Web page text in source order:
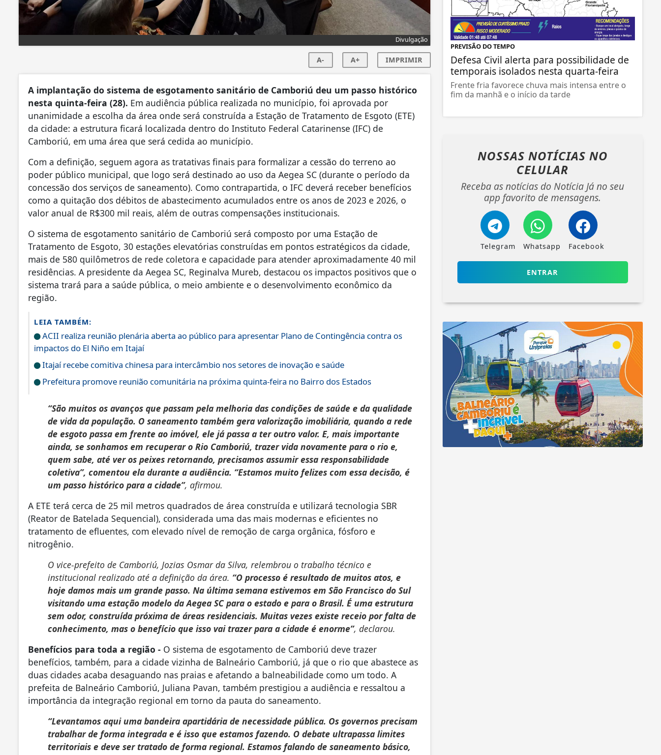
Divulgação
A- A+ IMPRIMIR
A implantação do sistema de esgotamento sanitário de Camboriú deu um passo histórico
nesta quinta-feira (28). Em audiência pública realizada no município, foi aprovada por
unanimidade a escolha da área onde será construída a Estação de Tratamento de Esgoto (ETE)
da cidade: a estrutura ficará localizada dentro do Instituto Federal Catarinense (IFC) de
Camboriú, em uma área que será cedida ao município.
Com a definição, seguem agora as tratativas finais para formalizar a cessão do terreno ao
poder público municipal, que logo será destinado ao uso da Aegea SC (durante o período da
concessão dos serviços de saneamento). Como contrapartida, o IFC deverá receber benefícios
como a quitação dos débitos de abastecimento acumulados entre os anos de 2023 e 2026, o
valor anual de R$300 mil reais, além de outras compensações institucionais.
O sistema de esgotamento sanitário de Camboriú será composto por uma Estação de
Tratamento de Esgoto, 30 estações elevatórias construídas em pontos estratégicos da cidade,
mais de 580 quilômetros de rede coletora e capacidade para atender aproximadamente 40 mil
residências. A presidente da Aegea SC, Reginalva Mureb, destacou os impactos positivos que o
sistema trará para a saúde pública, o meio ambiente e o desenvolvimento econômico da
região.
LEIA TAMBÉM:
ACII realiza reunião plenária aberta ao público para apresentar Plano de Contingência contra os
impactos do El Niño em Itajaí
Itajaí recebe comitiva chinesa para intercâmbio nos setores de inovação e saúde
Prefeitura promove reunião comunitária na próxima quinta-feira no Bairro dos Estados
“São muitos os avanços que passam pela melhoria das condições de saúde e da qualidade
de vida da população. O saneamento também gera valorização imobiliária, quando a rede
de esgoto passa em frente ao imóvel, ele já passa a ter outro valor. E, mais importante
ainda, se sonhamos em recuperar o Rio Camboriú, trazer vida novamente para o rio e,
quem sabe, até ver os peixes retornando, precisamos assumir essa responsabilidade
coletiva”, comentou ela durante a audiência. “Estamos muito felizes com essa decisão, é
um passo histórico para a cidade”, afirmou.
A ETE terá cerca de 25 mil metros quadrados de área construída e utilizará tecnologia SBR
(Reator de Batelada Sequencial), considerada uma das mais modernas e eficientes no
tratamento de efluentes, com elevado nível de remoção de carga orgânica, fósforo e
nitrogênio.
O vice-prefeito de Camboriú, Jozias Osmar da Silva, relembrou o trabalho técnico e
institucional realizado até a definição da área. “O processo é resultado de muitos atos, e
hoje damos mais um grande passo. Na última semana estivemos em São Francisco do Sul
visitando uma estação modelo da Aegea SC para o estado e para o Brasil. É uma estrutura
sem odor, construída próxima de áreas residenciais. Muitas vezes existe receio por falta de
conhecimento, mas o benefício que isso vai trazer para a cidade é enorme”, declarou.
Benefícios para toda a região - O sistema de esgotamento de Camboriú deve trazer
benefícios, também, para a cidade vizinha de Balneário Camboriú, já que o rio que abastece as
duas cidades acaba desaguando nas praias e afetando a balneabilidade como um todo. A
prefeita de Balneário Camboriú, Juliana Pavan, também prestigiou a audiência e ressaltou a
importância da integração regional em torno da pauta do saneamento.
“Levantamos aqui uma bandeira apartidária de necessidade pública. Os governos precisam
trabalhar de forma integrada e é isso que estamos fazendo. O debate ultrapassa limites
territoriais e deve ser tratado de forma regional. Estamos falando de saneamento básico,
PREVISÃO DO TEMPO
Defesa Civil alerta para possibilidade de
temporais isolados nesta quarta-feira
Frente fria favorece chuva mais intensa entre o
fim da manhã e o início da tarde
NOSSAS NOTÍCIAS NO
CELULAR
Receba as notícias do Notícia Já no seu
app favorito de mensagens.
Telegram Whatsapp Facebook
ENTRAR